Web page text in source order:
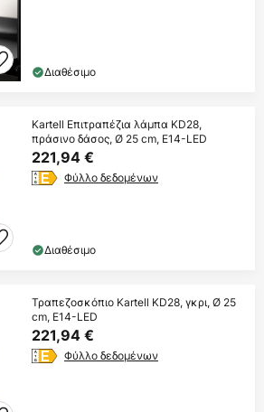
Διαθέσιμο
Kartell Επιτραπέζια λάμπα KD28,
πράσινο δάσος, Ø 25 cm, E14-LED
221,94 €
Φύλλο δεδομένων
Διαθέσιμο
Τραπεζοσκόπιο Kartell KD28, γκρι, Ø 25
cm, E14-LED
221,94 €
Φύλλο δεδομένων